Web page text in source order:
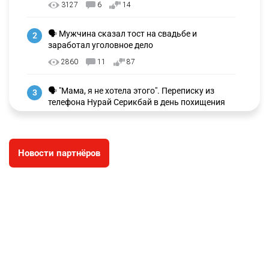
3127 6 14
2
🗣 Мужчина сказал тост на свадьбе и
заработал уголовное дело
2860 11 87
3
🗣 "Мама, я не хотела этого". Переписку из
телефона Нурай Серикбай в день похищения
зачитали в суде
⚠️ Доброе утро, друзья! Предлагаем обзор
главных новостей за 4 августа
Новости партнёров